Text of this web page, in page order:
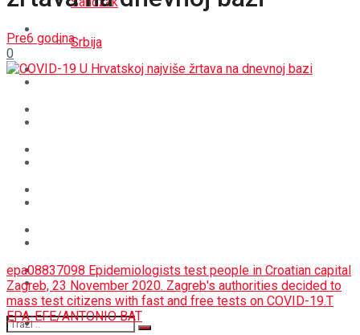
REGIJA
SVIJET
SPORT
Srbija
MAGAZIN
SPORT
Pre6 godina
0
epa08837098 Epidemiologists test people in Croatian capital
Zagreb, 23 November 2020. Zagreb's authorities decided to
mass test citizens with fast and free tests on COVID-19.T
EPA-EFE/ANTONIO BAT